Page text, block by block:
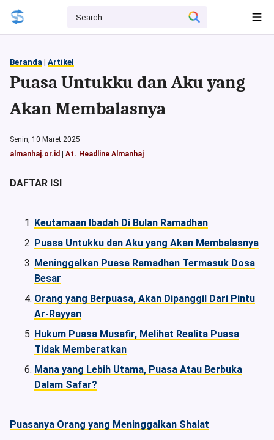
Beranda | Artikel
Puasa Untukku dan Aku yang
Akan Membalasnya
Senin, 10 Maret 2025
almanhaj.or.id
A1. Headline Almanhaj
DAFTAR ISI
Keutamaan Ibadah Di Bulan Ramadhan
Puasa Untukku dan Aku yang Akan Membalasnya
Meninggalkan Puasa Ramadhan Termasuk Dosa
Besar
Orang yang Berpuasa, Akan Dipanggil Dari Pintu
Ar-Rayyan
Hukum Puasa Musafir, Melihat Realita Puasa
Tidak Memberatkan
Mana yang Lebih Utama, Puasa Atau Berbuka
Dalam Safar?
Puasanya Orang yang Meninggalkan Shalat